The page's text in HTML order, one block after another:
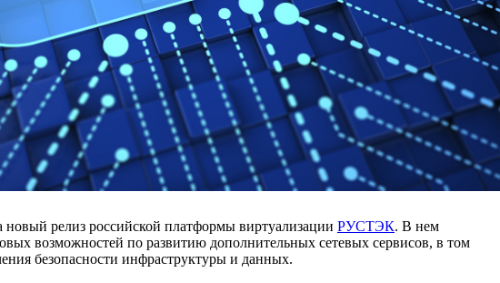
релиз российской платформы виртуализации РУСТЭК. В нем
возможностей по развитию дополнительных сетевых сервисов, в том
безопасности инфраструктуры и данных.